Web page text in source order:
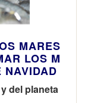
MARES
LOS M
NAVIDAD
del planeta